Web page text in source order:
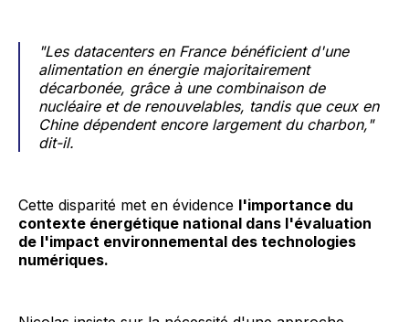
"Les datacenters en France bénéficient d'une
alimentation en énergie majoritairement
décarbonée, grâce à une combinaison de
nucléaire et de renouvelables, tandis que ceux en
Chine dépendent encore largement du charbon,"
dit-il.
Cette disparité met en évidence l'importance du
contexte énergétique national dans l'évaluation
de l'impact environnemental des technologies
numériques.